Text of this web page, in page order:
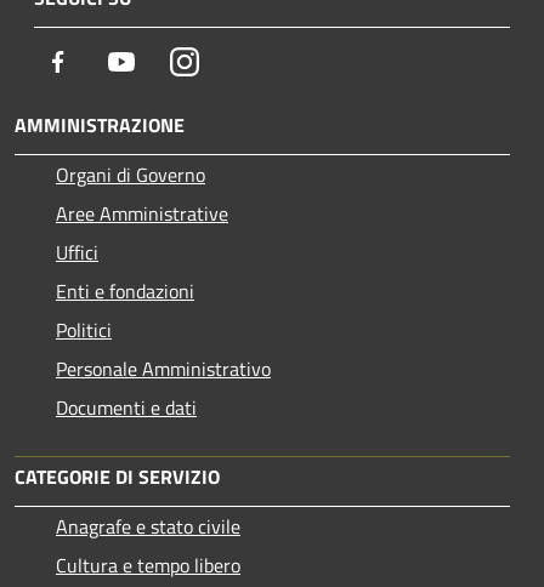
Facebook YoutubeInstagram
AMMINISTRAZIONE
Organi di Governo
Aree Amministrative
Uffici
Enti e fondazioni
Politici
Personale Amministrativo
Documenti e dati
CATEGORIE DI SERVIZIO
Anagrafe e stato civile
Cultura e tempo libero